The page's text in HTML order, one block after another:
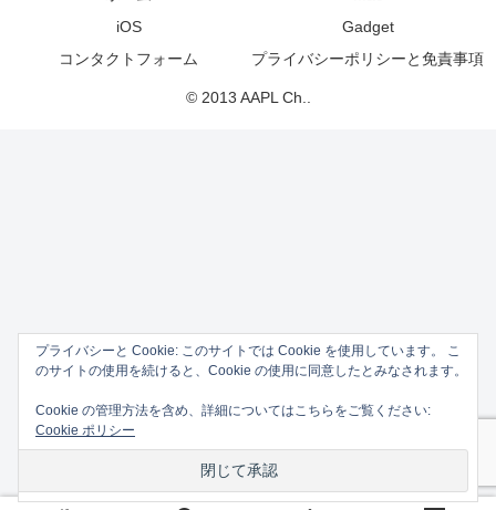
iOS
Gadget
コンタクトフォーム
プライバシーポリシーと免責事項
© 2013 AAPL Ch..
プライバシーと Cookie: このサイトでは Cookie を使用しています。 こ
のサイトの使用を続けると、Cookie の使用に同意したとみなされます。
Cookie の管理方法を含め、詳細についてはこちらをご覧ください:
Cookie ポリシー